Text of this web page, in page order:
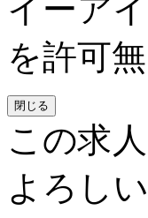
イーア
を許可
閉じる
この求
よろし